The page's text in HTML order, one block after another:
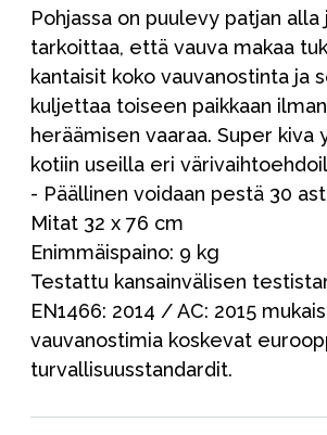
Pohjassa on puulevy patjan alla
tarkoittaa, että vauva makaa
kantaisit koko vauvanostinta ja
kuljettaa toiseen paikkaan
heräämisen vaaraa. Super kiva
kotiin useilla eri
- Päällinen voidaan pestä 30
Mitat 32 x 76 cm
Enimmäispaino: 9 kg
Testattu kansainvälisen
EN1466: 2014 / AC: 2015
vauvanostimia koskevat
turvallisuusstandardit.